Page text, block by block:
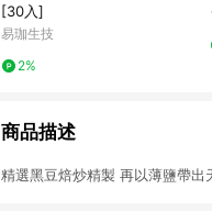
[30入]
易珈生技
2%
商品描述
精選黑豆焙炒精製 再以薄鹽帶出